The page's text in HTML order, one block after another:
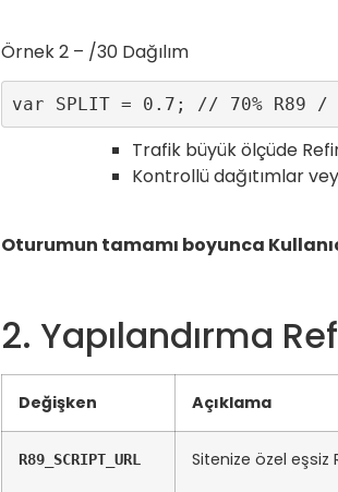
Örnek 2 – /30 Dağılım
var SPLIT = 0.7; // 70% R89 /
Trafik büyük ölçüde
Kontrollü dağıtımlar
Oturumun tamamı boyunca
2. Yapılandırma
Değişken Açıklama
R89_SCRIPT_URL Sitenize özel eşsiz